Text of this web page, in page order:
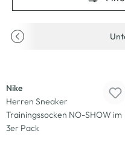
Nike
Herren Sneaker
Trainingssocken NO-SHOW im
3er Pack